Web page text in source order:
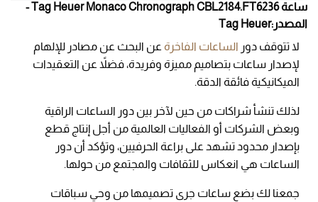
ساعة Tag Heuer Monaco Chronograph CBL2184.FT6236 -
المصدر:Tag Heuer
لا تتوقف دور الساعات الفاخرة عن البحث عن مصادر للإلهام
لإصدار ساعات بتصاميم مميزة وفريدة، فضلاً عن التعقيدات
الميكانيكية فائقة الدقة.
لذلك تنشأ شراكات من حين لآخر بين دور الساعات الراقية
وبعض الشركات أو الفعاليات العالمية من أجل إنتاج قطع
بإصدار محدود تشهد على براعة الحرفيين، وتؤكد أن دور
الساعات هي انعكاس للثقافات والمجتمع من حولها.
جمعنا لك بضع ساعات جرى تصميمها من وحي سباقات